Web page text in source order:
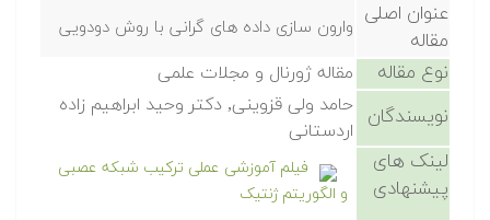
عنوان اصلی
مقاله
وارون سازی داده های گرانی با روش دودویی
نوع مقاله مقاله ژورنال و مجلات علمی
نویسندگان
حامد ولی قزوینی, دکتر وحید ابراهیم زاده
اردستانی
لینک های
پیشنهادی
فیلم آموزشی عملی ترکیب شبکه عصبی
و الگوریتم ژنتیک